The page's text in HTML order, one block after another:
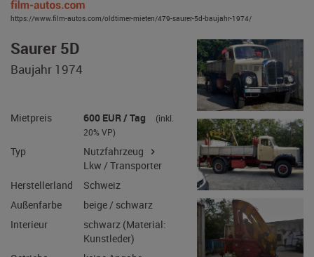
https://www.film-autos.com/oldtimer-mieten/479-saurer-5d-baujahr-1974/
Saurer 5D
Baujahr 1974
600 EUR / Tag
20% VP)
Nutzfahrzeug
Lkw / Transporter
Herstellerland
Schweiz
Außenfarbe
beige / schwarz